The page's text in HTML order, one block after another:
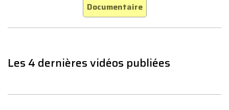
Documentaire
Les 4 dernières vidéos publiées